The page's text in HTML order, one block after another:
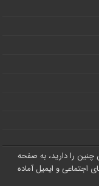
چنین را دارید، به صفحه
اجتماعی و ایمیل آماده